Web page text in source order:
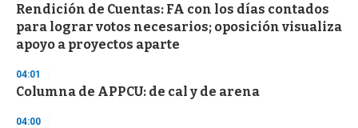
Rendición de Cuentas: FA con los días contados
para lograr votos necesarios; oposición visualiza
apoyo a proyectos aparte
04:01
Columna de APPCU: de cal y de arena
04:00